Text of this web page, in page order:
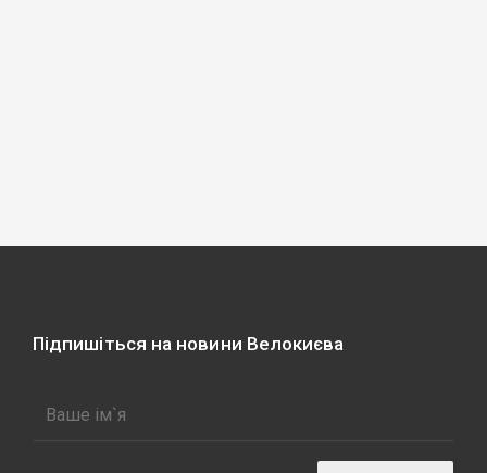
Підпишіться на новини Велокиєва